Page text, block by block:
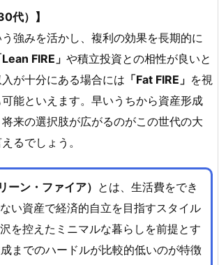
代）】
強みを活かし、複利の効果を長期的に
FIRE」 や積立投資との相性が良いと
が十分にある場合には 「Fat FIRE」 を視
能といえます。早いうちから資産形成
来の選択肢が広がるのがこの世代の大
るでしょう。
ーン・ファイア） とは、生活費をでき
い資産で経済的自立を目指すスタイル
を控えたミニマルな暮らしを前提とす
までのハードルが比較的低いのが特徴